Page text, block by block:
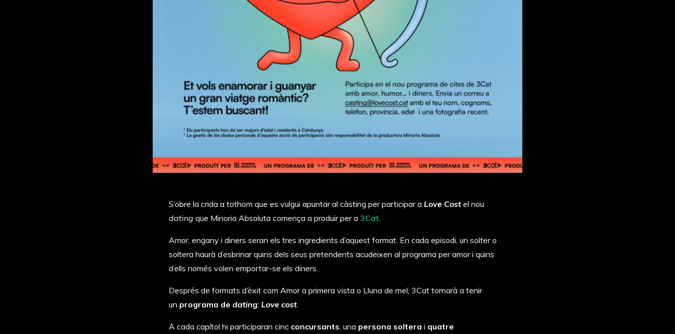
S’obre la crida a tothom que es vulgui apuntar al càsting per participar a Love Cost el nou
dating que Minoria Absoluta comença a produir per a 3Cat.
Amor, engany i diners seran els tres ingredients d’aquest format. En cada episodi, un solter o
soltera haurà d’esbrinar quins dels seus pretendents acudeixen al programa per amor i quins
d’ells només volen emportar-se els diners.
Després de formats d’èxit com Amor a primera vista o Lluna de mel, 3Cat tornarà a tenir
un programa de dating: Love cost.
A cada capítol hi participaran cinc concursants: una persona soltera i quatre